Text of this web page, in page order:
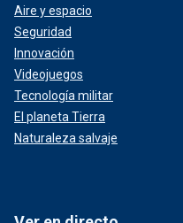
Aire y espacio
Seguridad
Innovación
Videojuegos
Tecnología militar
El planeta Tierra
Naturaleza salvaje